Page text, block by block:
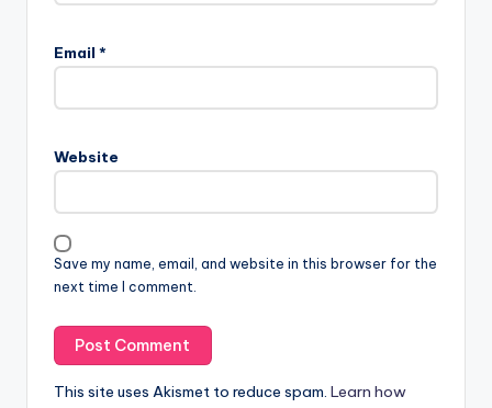
Email *
Website
Save my name, email, and website in this browser for the
next time I comment.
This site uses Akismet to reduce spam. Learn how